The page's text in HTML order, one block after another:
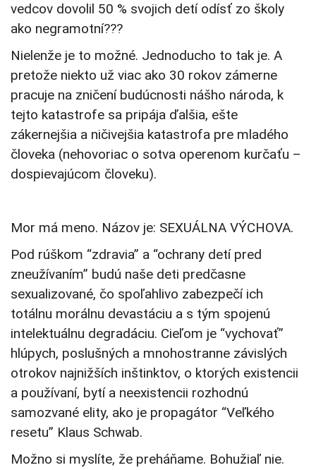
vedcov dovolil 50 % svojich detí odísť zo školy
ako negramotní???
Nielenže je to možné. Jednoducho to tak je. A
pretože niekto už viac ako 30 rokov zámerne
pracuje na zničení budúcnosti nášho národa, k
tejto katastrofe sa pripája ďalšia, ešte
zákernejšia a ničivejšia katastrofa pre mladého
človeka (nehovoriac o sotva operenom kurčaťu –
dospievajúcom človeku).
Mor má meno. Názov je: SEXUÁLNA VÝCHOVA.
Pod rúškom “zdravia” a “ochrany detí pred
zneužívaním” budú naše deti predčasne
sexualizované, čo spoľahlivo zabezpečí ich
totálnu morálnu devastáciu a s tým spojenú
intelektuálnu degradáciu. Cieľom je “vychovať”
hlúpych, poslušných a mnohostranne závislých
otrokov najnižších inštinktov, o ktorých existencii
a používaní, bytí a neexistencii rozhodnú
samozvané elity, ako je propagátor “Veľkého
resetu” Klaus Schwab.
Možno si myslíte, že preháňame. Bohužiaľ nie.